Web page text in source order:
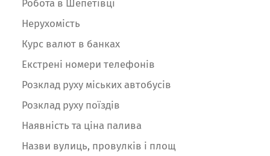
Робота в Шепетівці
Нерухомість
Курс валют в банках
Екстрені номери телефонів
Розклад руху міських автобусів
Розклад руху поїздів
Наявність та ціна палива
Назви вулиць, провулків і площ